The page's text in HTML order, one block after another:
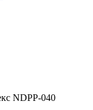
NDPP-040